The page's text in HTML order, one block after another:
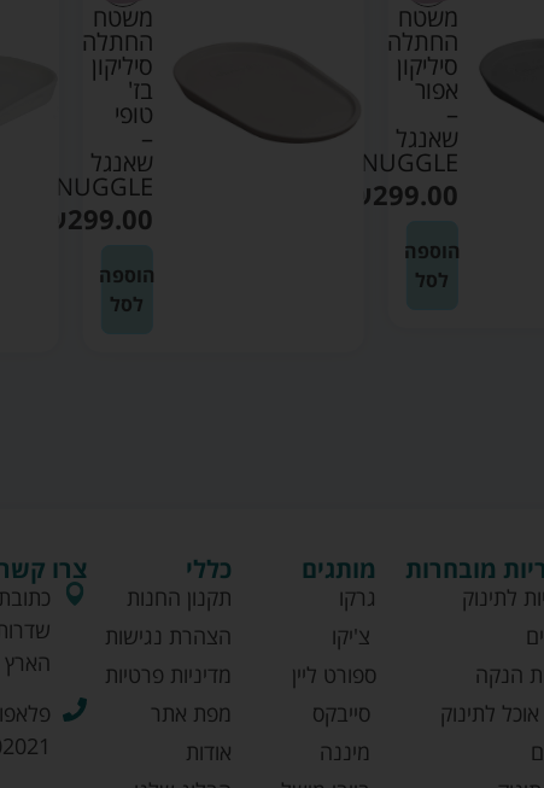
משטח
החתלה
סיליקון
אפור
–
שאנגל
SHNUGGLE
₪299.00
הוספה
לסל
משטח
החתלה
סיליקון
בז'
טופי
–
שאנגל
SHNUGGLE
₪299.00
הוספה
לסל
מובחרות
לתינוק
הנקה
לתינוק
מותגים
גרקו
צ'יקו
ספורט ליין
סייבקס
מיננה
כללי
תקנון החנות
הצהרת נגישות
מדיניות פרטיות
מפת אתר
אודות
צרו
הארץ